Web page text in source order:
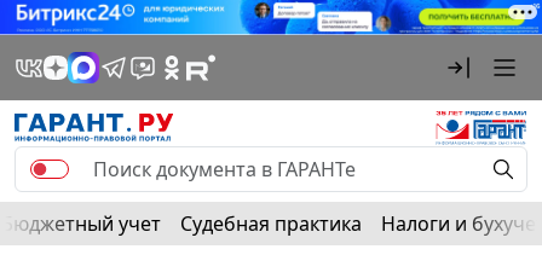
Бюджетный учет Судебная практика Налоги и